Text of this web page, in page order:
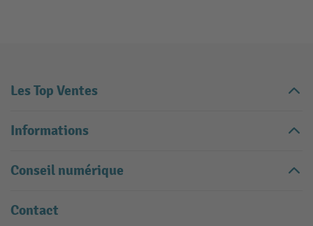
Les Top Ventes
Informations
Conseil numérique
Contact